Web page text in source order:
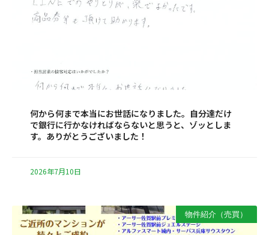
何から何まで本当にお世話になりました。自分達だけ
で銀行に行かなければならないと思うと、ゾッとしま
す。ありがとうございました！
2026年7月10日
物件紹介（売買）